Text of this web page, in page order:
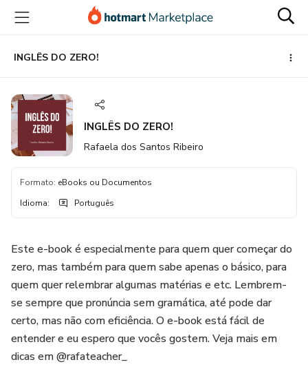
para
conteúdo
principal
para
pagamento
para
rodapé
INGLÊS DO ZERO!
INGLÊS DO ZERO!
Rafaela dos Santos Ribeiro
Formato: eBooks ou Documentos
Idioma: Português
Este e-book é especialmente para quem quer começar do
zero, mas também para quem sabe apenas o básico, para
quem quer relembrar algumas matérias e etc. Lembrem-
se sempre que pronúncia sem gramática, até pode dar
certo, mas não com eficiência. O e-book está fácil de
entender e eu espero que vocês gostem. Veja mais em
dicas em @rafateacher_